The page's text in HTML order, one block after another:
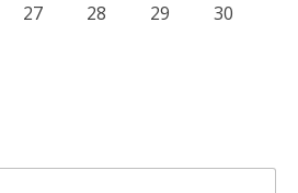
27 28 29
30